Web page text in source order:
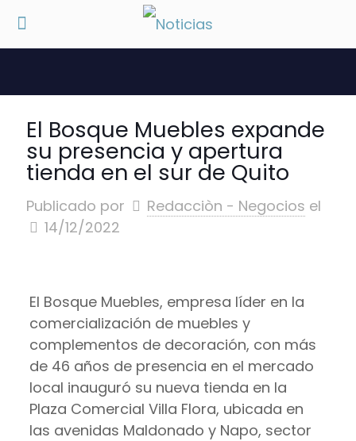
El Bosque Muebles expande
su presencia y apertura
tienda en el sur de Quito
Publicado por Redacciòn - Negocios el
14/12/2022
El Bosque Muebles, empresa líder en la
comercialización de muebles y
complementos de decoración, con más
de 46 años de presencia en el mercado
local inauguró su nueva tienda en la
Plaza Comercial Villa Flora, ubicada en
las avenidas Maldonado y Napo, sector